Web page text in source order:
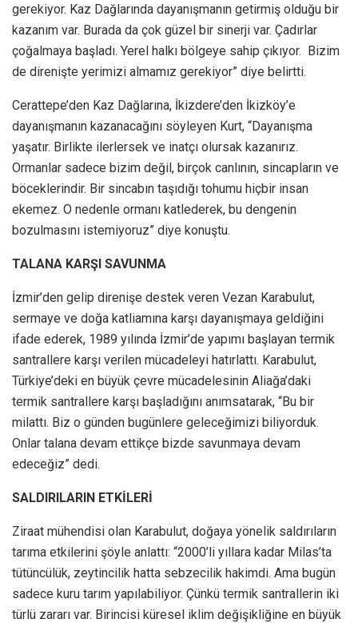
gerekiyor. Kaz Dağlarında dayanışmanın getirmiş olduğu bir
kazanım var. Burada da çok güzel bir sinerji var. Çadırlar
çoğalmaya başladı. Yerel halkı bölgeye sahip çıkıyor. Bizim
de direnişte yerimizi almamız gerekiyor” diye belirtti.
Cerattepe’den Kaz Dağlarına, İkizdere’den İkizköy’e
dayanışmanın kazanacağını söyleyen Kurt, “Dayanışma
yaşatır. Birlikte ilerlersek ve inatçı olursak kazanırız.
Ormanlar sadece bizim değil, birçok canlının, sincapların ve
böceklerindir. Bir sincabın taşıdığı tohumu hiçbir insan
ekemez. O nedenle ormanı katlederek, bu dengenin
bozulmasını istemiyoruz” diye konuştu.
TALANA KARŞI SAVUNMA
İzmir’den gelip direnişe destek veren Vezan Karabulut,
sermaye ve doğa katliamına karşı dayanışmaya geldiğini
ifade ederek, 1989 yılında İzmir’de yapımı başlayan termik
santrallere karşı verilen mücadeleyi hatırlattı. Karabulut,
Türkiye’deki en büyük çevre mücadelesinin Aliağa’daki
termik santrallere karşı başladığını anımsatarak, “Bu bir
milattı. Biz o günden bugünlere geleceğimizi biliyorduk.
Onlar talana devam ettikçe bizde savunmaya devam
edeceğiz” dedi.
SALDIRILARIN ETKİLERİ
Ziraat mühendisi olan Karabulut, doğaya yönelik saldırıların
tarıma etkilerini şöyle anlattı: “2000’li yıllara kadar Milas’ta
tütüncülük, zeytincilik hatta sebzecilik hakimdi. Ama bugün
sadece kuru tarım yapılabiliyor. Çünkü termik santrallerin iki
türlü zararı var. Birincisi küresel iklim değişikliğine en büyük